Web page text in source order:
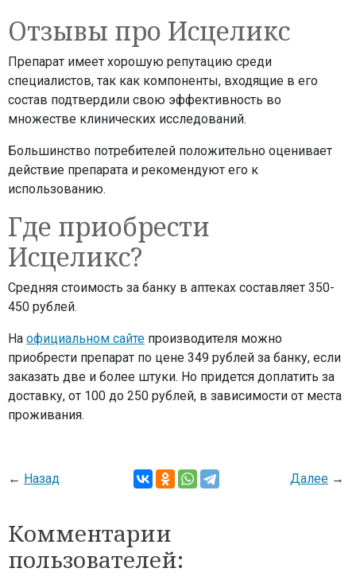
Отзывы про Исцеликс
Препарат имеет хорошую репутацию среди
специалистов, так как компоненты, входящие в его
состав подтвердили свою эффективность во
множестве клинических исследований.
Большинство потребителей положительно оценивает
действие препарата и рекомендуют его к
использованию.
Где приобрести
Исцеликс?
Средняя стоимость за банку в аптеках составляет 350-
450 рублей.
На официальном сайте производителя можно
приобрести препарат по цене 349 рублей за банку, если
заказать две и более штуки. Но придется доплатить за
доставку, от 100 до 250 рублей, в зависимости от места
проживания.
← Назад Далее →
Комментарии
пользователей: